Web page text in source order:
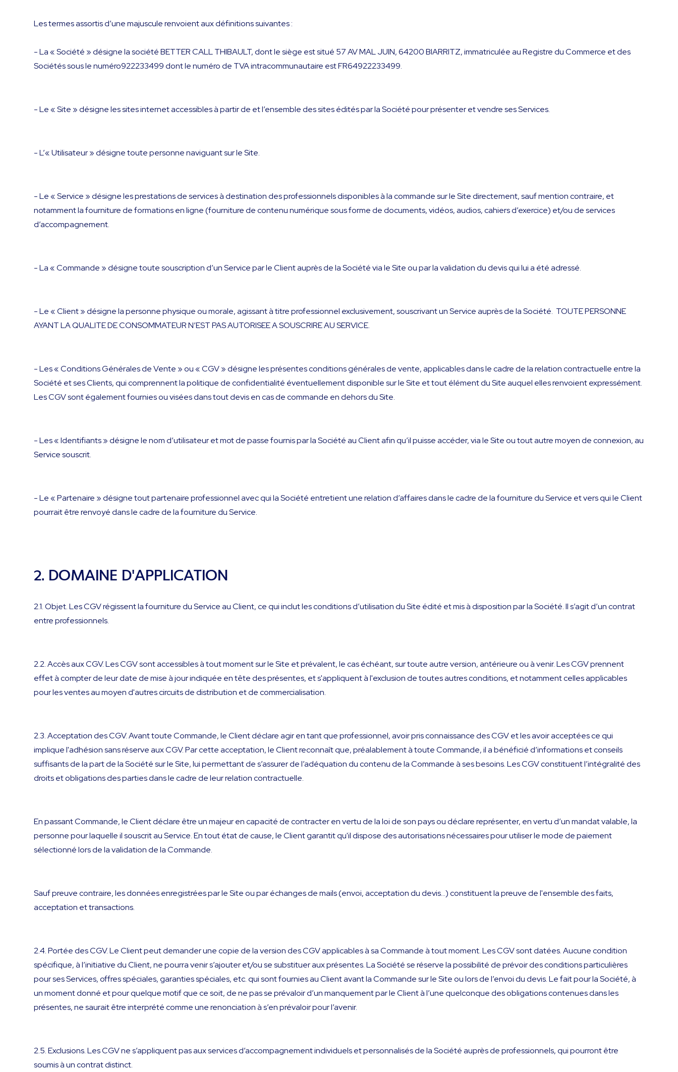
Les termes assortis d’une majuscule renvoient aux définitions suivantes :
- La « Société » désigne la société BETTER CALL THIBAULT, dont le siège est situé 57 AV MAL JUIN, 64200 BIARRITZ, immatriculée au Registre du Commerce et des
Sociétés sous le numéro922233499 dont le numéro de TVA intracommunautaire est FR64922233499.
- Le « Site » désigne les sites internet accessibles à partir de et l’ensemble des sites édités par la Société pour présenter et vendre ses Services.
- L’« Utilisateur » désigne toute personne naviguant sur le Site.
- Le « Service » désigne les prestations de services à destination des professionnels disponibles à la commande sur le Site directement, sauf mention contraire, et
notamment la fourniture de formations en ligne (fourniture de contenu numérique sous forme de documents, vidéos, audios, cahiers d’exercice) et/ou de services
d’accompagnement.
- La « Commande » désigne toute souscription d’un Service par le Client auprès de la Société via le Site ou par la validation du devis qui lui a été adressé.
- Le « Client » désigne la personne physique ou morale, agissant à titre professionnel exclusivement, souscrivant un Service auprès de la Société. TOUTE PERSONNE
AYANT LA QUALITE DE CONSOMMATEUR N’EST PAS AUTORISEE A SOUSCRIRE AU SERVICE.
- Les « Conditions Générales de Vente » ou « CGV » désigne les présentes conditions générales de vente, applicables dans le cadre de la relation contractuelle entre la
Société et ses Clients, qui comprennent la politique de confidentialité éventuellement disponible sur le Site et tout élément du Site auquel elles renvoient expressément.
Les CGV sont également fournies ou visées dans tout devis en cas de commande en dehors du Site.
- Les « Identifiants » désigne le nom d’utilisateur et mot de passe fournis par la Société au Client afin qu’il puisse accéder, via le Site ou tout autre moyen de connexion, au
Service souscrit.
- Le « Partenaire » désigne tout partenaire professionnel avec qui la Société entretient une relation d’affaires dans le cadre de la fourniture du Service et vers qui le Client
pourrait être renvoyé dans le cadre de la fourniture du Service.
2. DOMAINE D'APPLICATION
2.1. Objet. Les CGV régissent la fourniture du Service au Client, ce qui inclut les conditions d’utilisation du Site édité et mis à disposition par la Société. Il s’agit d’un contrat
entre professionnels.
2.2. Accès aux CGV. Les CGV sont accessibles à tout moment sur le Site et prévalent, le cas échéant, sur toute autre version, antérieure ou à venir. Les CGV prennent
effet à compter de leur date de mise à jour indiquée en tête des présentes, et s'appliquent à l'exclusion de toutes autres conditions, et notamment celles applicables
pour les ventes au moyen d'autres circuits de distribution et de commercialisation.
2.3. Acceptation des CGV. Avant toute Commande, le Client déclare agir en tant que professionnel, avoir pris connaissance des CGV et les avoir acceptées ce qui
implique l'adhésion sans réserve aux CGV. Par cette acceptation, le Client reconnaît que, préalablement à toute Commande, il a bénéficié d’informations et conseils
suffisants de la part de la Société sur le Site, lui permettant de s’assurer de l’adéquation du contenu de la Commande à ses besoins. Les CGV constituent l’intégralité des
droits et obligations des parties dans le cadre de leur relation contractuelle.
En passant Commande, le Client déclare être un majeur en capacité de contracter en vertu de la loi de son pays ou déclare représenter, en vertu d’un mandat valable, la
personne pour laquelle il souscrit au Service. En tout état de cause, le Client garantit qu'il dispose des autorisations nécessaires pour utiliser le mode de paiement
sélectionné lors de la validation de la Commande.
Sauf preuve contraire, les données enregistrées par le Site ou par échanges de mails (envoi, acceptation du devis...) constituent la preuve de l'ensemble des faits,
acceptation et transactions.
2.4. Portée des CGV. Le Client peut demander une copie de la version des CGV applicables à sa Commande à tout moment. Les CGV sont datées. Aucune condition
spécifique, à l’initiative du Client, ne pourra venir s’ajouter et/ou se substituer aux présentes. La Société se réserve la possibilité de prévoir des conditions particulières
pour ses Services, offres spéciales, garanties spéciales, etc. qui sont fournies au Client avant la Commande sur le Site ou lors de l’envoi du devis. Le fait pour la Société, à
un moment donné et pour quelque motif que ce soit, de ne pas se prévaloir d’un manquement par le Client à l’une quelconque des obligations contenues dans les
présentes, ne saurait être interprété comme une renonciation à s’en prévaloir pour l’avenir.
2.5. Exclusions. Les CGV ne s’appliquent pas aux services d’accompagnement individuels et personnalisés de la Société auprès de professionnels, qui pourront être
soumis à un contrat distinct.